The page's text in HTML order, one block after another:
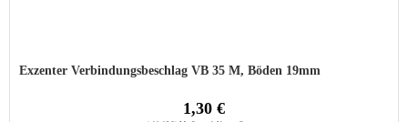
Exzenter Verbindungsbeschlag VB 35 M, Böden 19mm
1,30 €